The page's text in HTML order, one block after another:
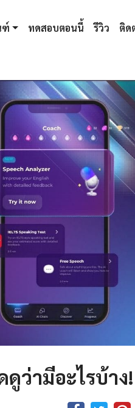
ฑ์ ทดสอบตอนนี้ รีวิว ติด
ว่ามีอะไรบ้าง!